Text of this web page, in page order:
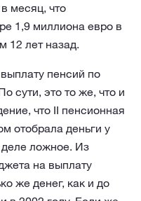
месяц, что
1,9 миллиона евро в
12 лет назад.
пенсий по
сути, это то же, что и
что II пенсионная
отобрала деньги у
ложное. Из
на выплату
же денег, как и до